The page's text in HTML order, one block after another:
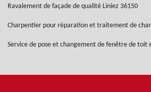
Ravalement de façade de qualité Liniez 36150
Charpentier pour réparation et traitement de
Service de pose et changement de fenêtre de toit